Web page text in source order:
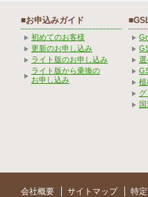
■お申込みガイド
初めてのお客様
更新のお申し込み
ライト版のお申し込み
ライト版から乗換の
お申し込み
選
植
会社概要 サイトマップ 特